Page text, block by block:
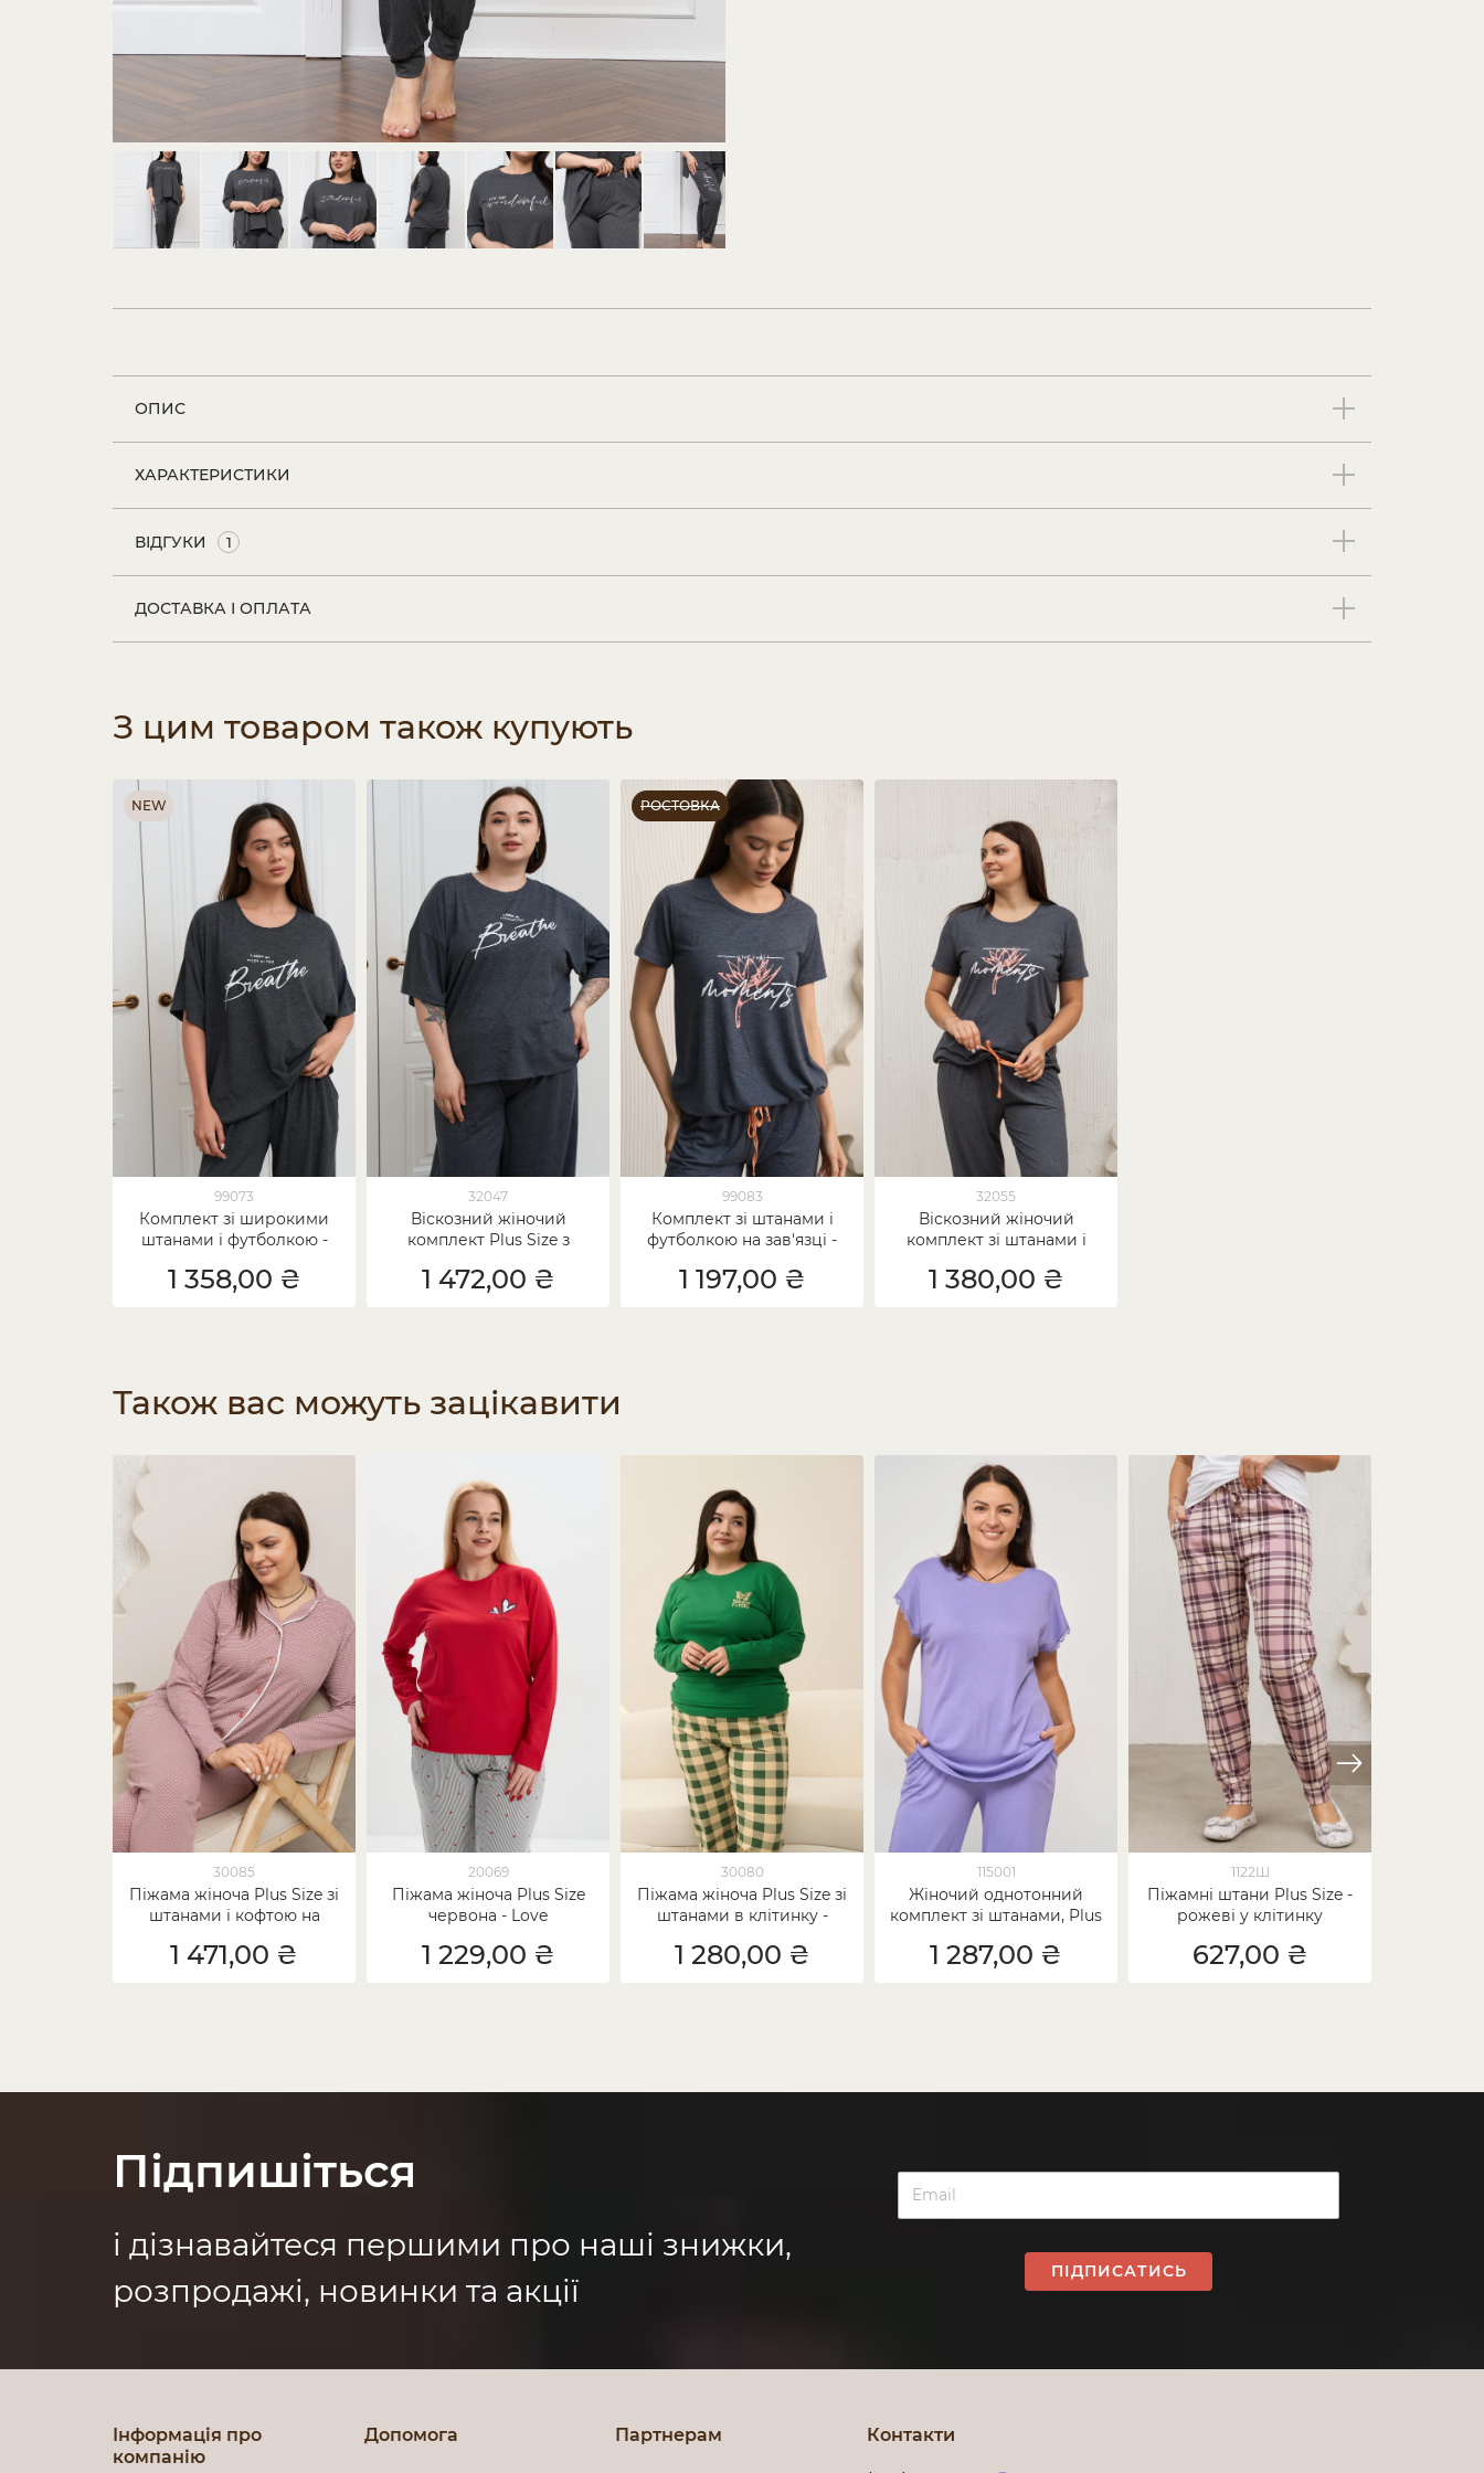
ОПИС
ХАРАКТЕРИСТИКИ
ВІДГУКИ 1
ДОСТАВКА І ОПЛАТА
З цим товаром також купують
NEW
99073
Комплект зі широкими
штанами і футболкою -
1 358,00 ₴
32047
Віскозний жіночий
комплект Plus Size з
Breathe
1 472,00 ₴
РОСТОВКА
99083
Комплект зі штанами і
футболкою на зав'язці -
1 197,00 ₴
32055
Віскозний жіночий
комплект зі штанами і
Moments
1 380,00 ₴
Також вас можуть зацікавити
30085
Піжама жіноча Plus Size зі
штанами і кофтою на
1 471,00 ₴
20069
Піжама жіноча Plus Size
червона - Love
1 229,00 ₴
30080
Піжама жіноча Plus Size зі
штанами в клітинку -
1 280,00 ₴
115001
Жіночий однотонний
комплект зі штанами, Plus
1 287,00 ₴
1122Ш
Піжамні штани Plus Size -
рожеві у клітинку
627,00 ₴
Підпишіться
і дізнавайтеся першими про наші знижки,
розпродажі, новинки та акції
ПІДПИСАТИСЬ
Інформація про
компанію
Допомога Партнерам Контакти